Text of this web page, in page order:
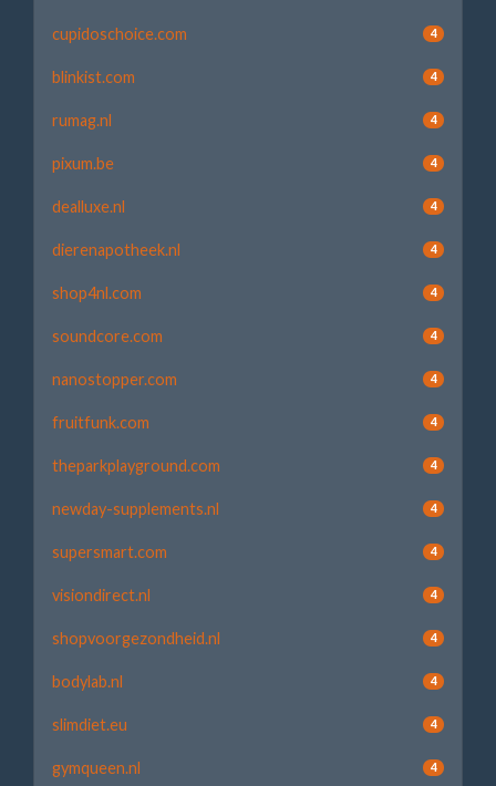
cupidoschoice.com 4
blinkist.com 4
rumag.nl 4
pixum.be 4
dealluxe.nl 4
dierenapotheek.nl 4
shop4nl.com 4
soundcore.com 4
nanostopper.com 4
fruitfunk.com 4
theparkplayground.com 4
newday-supplements.nl 4
supersmart.com 4
visiondirect.nl 4
shopvoorgezondheid.nl 4
bodylab.nl 4
slimdiet.eu 4
gymqueen.nl 4